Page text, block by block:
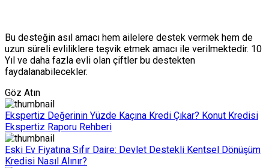
Bu desteğin asıl amacı hem ailelere destek vermek hem de
uzun süreli evliliklere teşvik etmek amacı ile verilmektedir. 10
Yıl ve daha fazla evli olan çiftler bu destekten
faydalanabilecekler.
Göz Atın
Ekspertiz Değerinin Yüzde Kaçına Kredi Çıkar? Konut Kredisi
Ekspertiz Raporu Rehberi
Eski Ev Fiyatına Sıfır Daire: Devlet Destekli Kentsel Dönüşüm
Kredisi Nasıl Alınır?